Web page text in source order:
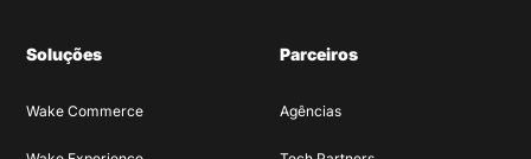
Soluções
Wake Commerce
Parceiros
Agências